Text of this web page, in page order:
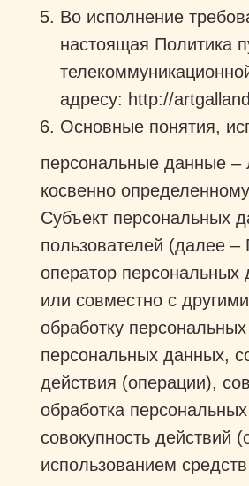
Во исполнение
настоящая Политика
адресу: http://
Основные понятия,
персональные данные
косвенно
Субъект персональных
пользователей (далее
оператор
или совместно с
обработку
персональных данных,
действия (операции),
обработка
совокупность
использованием